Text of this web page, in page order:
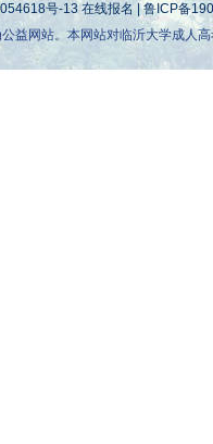
号-13 在线报名 |鲁ICP备
益网站。本网站对临沂大学成人